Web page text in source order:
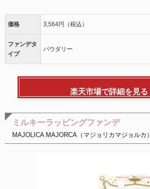
価格 3,564円（税込）
ファンデタ
イプ
パウダリー
楽天市場で詳細を見る
ミルキーラッピングファンデ
MAJOLICA MAJORCA（マジョリカマジョルカ）